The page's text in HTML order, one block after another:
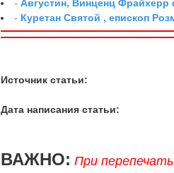
-Августин, Винценц
- Куретан Святой , епископ
Источник статьи:
Дата написания статьи:
ВАЖНО: При